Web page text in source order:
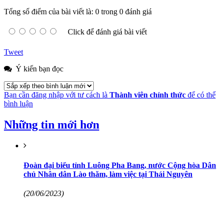
Tổng số điểm của bài viết là: 0 trong 0 đánh giá
Click để đánh giá bài viết
Tweet
Ý kiến bạn đọc
Bạn cần đăng nhập với tư cách là Thành viên chính thức để có thể
bình luận
Những tin mới hơn
Đoàn đại biểu tỉnh Luông Pha Bang, nước Cộng hòa Dân
chủ Nhân dân Lào thăm, làm việc tại Thái Nguyên
(20/06/2023)